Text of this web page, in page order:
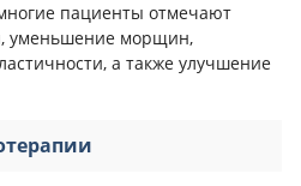
пациенты отмечают
уменьшение морщин,
а также улучшение